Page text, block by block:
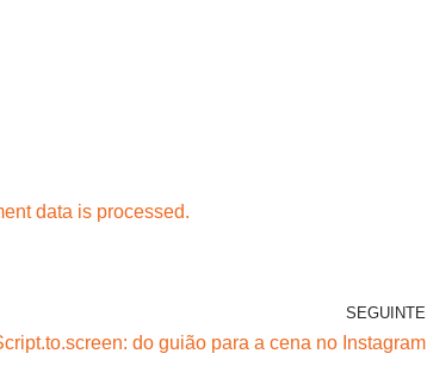
data is processed.
SEGUINTE
do guião para a cena no Instagram